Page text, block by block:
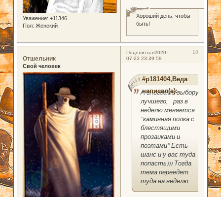
Уважение: +11346
Пол: Женский
Хороший день, чтобы
быть!
0
Поделиться 18
2020-
07-23 23:39:58
Отшельник
Свой человек
#p181404,Веда
написал(а):
А иногда по выбору
лучшего, раз в
неделю меняется
"каминная полка с
блестящими
прозаиками и
поэтами" Есть
шанс и у вас туда
попасть))) Тогда
тема переедет
туда на неделю